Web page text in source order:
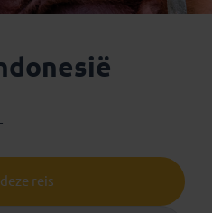
reis